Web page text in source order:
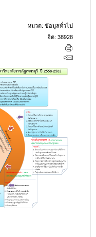
หมวด: ข้อมูลทั่วไป
ฮิต: 38928